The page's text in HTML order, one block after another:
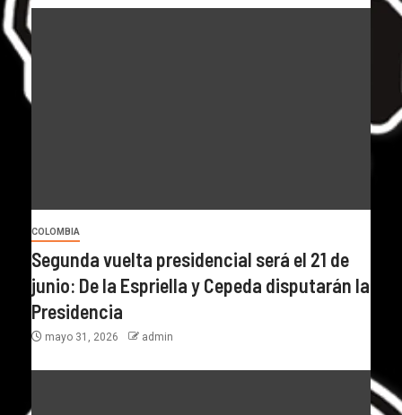
COLOMBIA
Segunda vuelta presidencial será el 21 de
junio: De la Espriella y Cepeda disputarán la
Presidencia
mayo 31, 2026 admin